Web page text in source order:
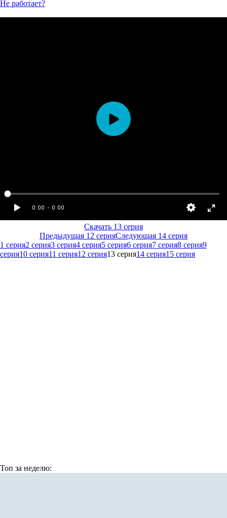
Не работает?
Скачать 13 серия
Предыдущая 12 серияСледующая 14 серия
1 серия2 серия3 серия4 серия5 серия6 серия7 серия8 серия9
серия10 серия11 серия12 серия13 серия14 серия15 серия
Топ за неделю: